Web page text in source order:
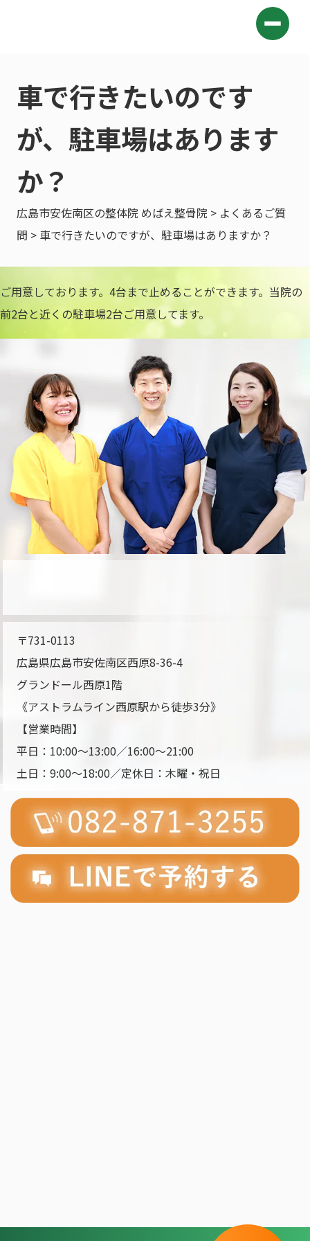
車で行きたいのです
が、駐車場はあります
か？
広島市安佐南区の整体院 めばえ整骨院 > よくあるご質
問 > 車で行きたいのですが、駐車場はありますか？
ご用意しております。4台まで止めることができます。当院の
前2台と近くの駐車場2台ご用意してます。
〒731-0113
広島県広島市安佐南区西原8-36-4
グランドール西原1階
《アストラムライン西原駅から徒歩3分》
【営業時間】
平日：10:00～13:00／16:00～21:00
土日：9:00～18:00／定休日：木曜・祝日